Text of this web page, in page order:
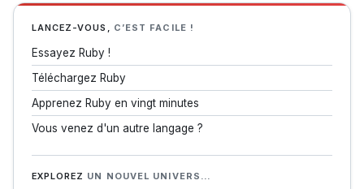
LANCEZ-VOUS, C’EST FACILE !
Essayez Ruby !
Téléchargez Ruby
Apprenez Ruby en vingt minutes
Vous venez d'un autre langage ?
EXPLOREZ UN NOUVEL UNIVERS…